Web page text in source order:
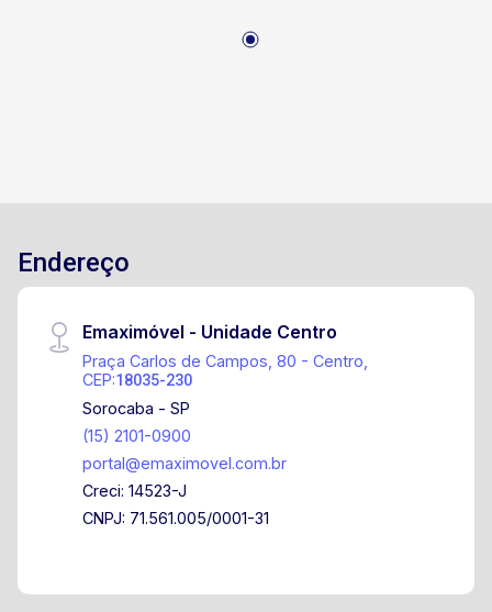
Endereço
Emaximóvel - Unidade Centro
Praça Carlos de Campos, 80 - Centro,
CEP:18035-230
Sorocaba - SP
(15) 2101-0900
portal@emaximovel.com.br
Creci: 14523-J
CNPJ: 71.561.005/0001-31